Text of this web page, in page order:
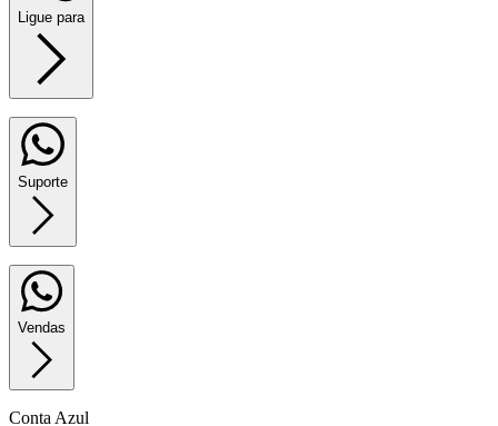
Ligue para
Suporte
Vendas
Conta Azul